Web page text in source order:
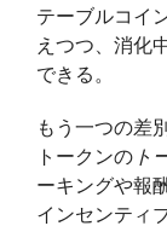
テーブルコイ
えつつ、消化
できる。
もう一つの差
トークンの ト
ーキングや報
インセンティ